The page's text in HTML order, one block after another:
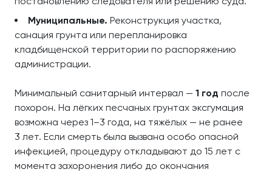
Муниципальные. Реконструкция участка,
санация грунта или перепланировка
кладбищенской территории по распоряжению
администрации.
Минимальный санитарный интервал — 1 год после
похорон. На лёгких песчаных грунтах эксгумация
возможна через 1–3 года, на тяжёлых — не ранее
3 лет. Если смерть была вызвана особо опасной
инфекцией, процедуру откладывают до 15 лет с
момента захоронения либо до окончания